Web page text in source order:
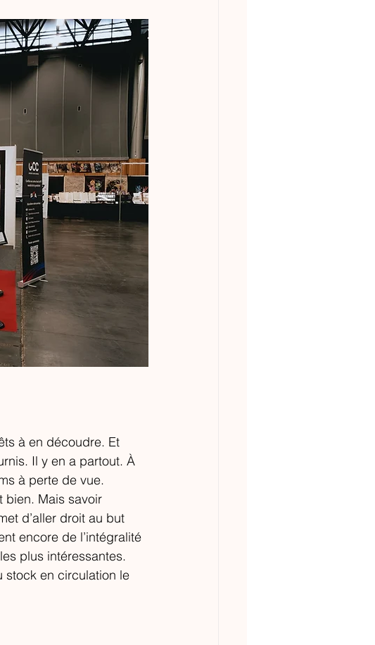
à en découdre. Et
Il y en a partout. À
à perte de vue.
bien. Mais savoir
d’aller droit au but
encore de l’intégralité
plus intéressantes.
stock en circulation le